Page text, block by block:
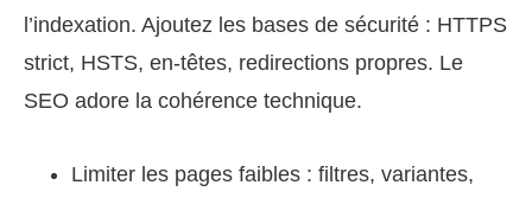
l’indexation. Ajoutez les bases de sécurité : HTTPS
strict, HSTS, en‑têtes, redirections propres. Le
SEO adore la cohérence technique.
Limiter les pages faibles : filtres, variantes,